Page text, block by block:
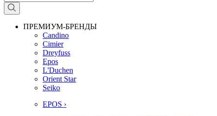
ПРЕМИУМ-БРЕНДЫ
Candino
Cimier
Dreyfuss
Epos
L'Duchen
Orient Star
Seiko
EPOS ›